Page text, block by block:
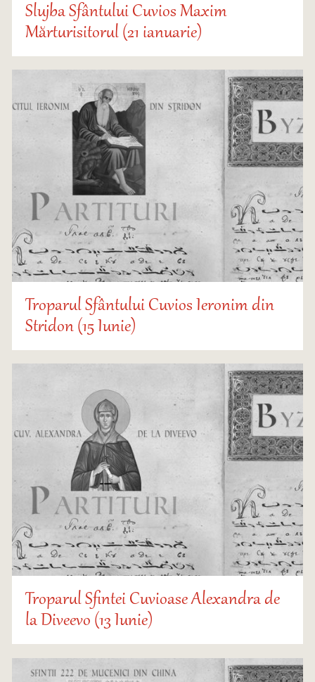
Slujba Sfântului Cuvios Maxim
Mărturisitorul (21 ianuarie)
Troparul Sfântului Cuvios Ieronim din
Stridon (15 Iunie)
Troparul Sfintei Cuvioase Alexandra de
la Diveevo (13 Iunie)